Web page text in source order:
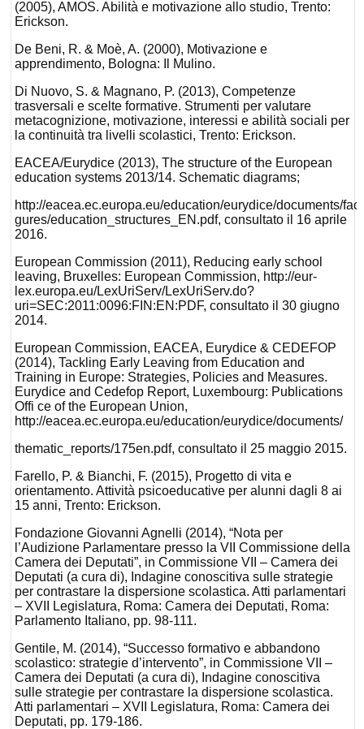
(2005), AMOS. Abilità e motivazione allo studio, Trento:
Erickson.
De Beni, R. & Moè, A. (2000), Motivazione e
apprendimento, Bologna: Il Mulino.
Di Nuovo, S. & Magnano, P. (2013), Competenze
trasversali e scelte formative. Strumenti per valutare
metacognizione, motivazione, interessi e abilità sociali per
la continuità tra livelli scolastici, Trento: Erickson.
EACEA/Eurydice (2013), The structure of the European
education systems 2013/14. Schematic diagrams;
http://eacea.ec.europa.eu/education/eurydice/documents/
gures/education_structures_EN.pdf, consultato il 16 aprile
2016.
European Commission (2011), Reducing early school
leaving, Bruxelles: European Commission, http://eur-
lex.europa.eu/LexUriServ/LexUriServ.do?
uri=SEC:2011:0096:FIN:EN:PDF, consultato il 30 giugno
2014.
European Commission, EACEA, Eurydice & CEDEFOP
(2014), Tackling Early Leaving from Education and
Training in Europe: Strategies, Policies and Measures.
Eurydice and Cedefop Report, Luxembourg: Publications
Offi ce of the European Union,
http://eacea.ec.europa.eu/education/eurydice/documents/
thematic_reports/175en.pdf, consultato il 25 maggio 2015.
Farello, P. & Bianchi, F. (2015), Progetto di vita e
orientamento. Attività psicoeducative per alunni dagli 8 ai
15 anni, Trento: Erickson.
Fondazione Giovanni Agnelli (2014), “Nota per
l’Audizione Parlamentare presso la VII Commissione della
Camera dei Deputati”, in Commissione VII – Camera dei
Deputati (a cura di), Indagine conoscitiva sulle strategie
per contrastare la dispersione scolastica. Atti parlamentari
– XVII Legislatura, Roma: Camera dei Deputati, Roma:
Parlamento Italiano, pp. 98-111.
Gentile, M. (2014), “Successo formativo e abbandono
scolastico: strategie d’intervento”, in Commissione VII –
Camera dei Deputati (a cura di), Indagine conoscitiva
sulle strategie per contrastare la dispersione scolastica.
Atti parlamentari – XVII Legislatura, Roma: Camera dei
Deputati, pp. 179-186.